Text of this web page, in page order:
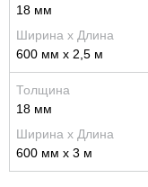
18 мм
Ширина x Длина
600 мм x 2,5 м
Толщина
18 мм
Ширина x Длина
600 мм x 3 м